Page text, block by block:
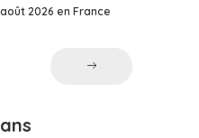
2026 en France